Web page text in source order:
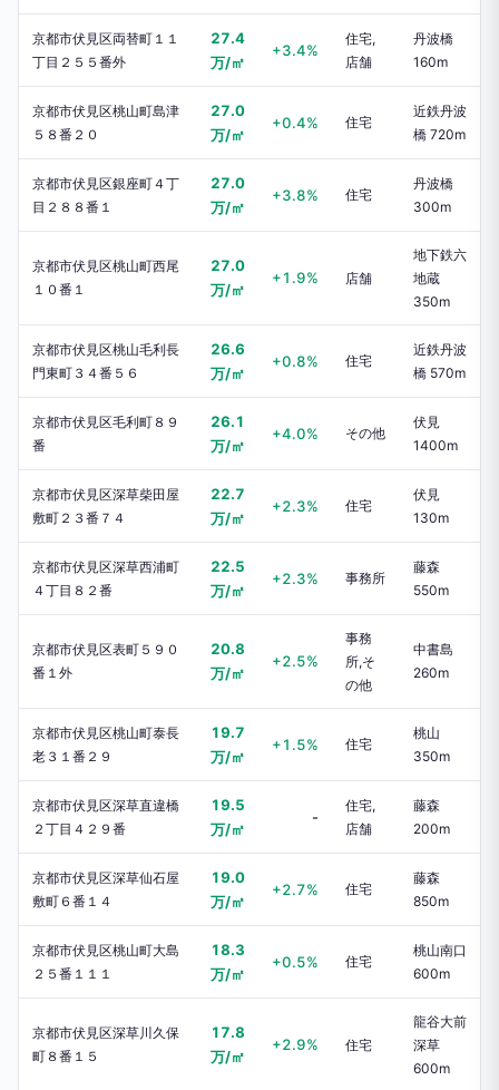
京都市伏見区両替町１１
丁目２５５番外
27.4
万/㎡
+3.4%
住宅,
店舗
丹波橋
160m
京都市伏見区桃山町島津
５８番２０
27.0
万/㎡
+0.4% 住宅
近鉄丹波
橋 720m
京都市伏見区銀座町４丁
目２８８番１
27.0
万/㎡
+3.8% 住宅
丹波橋
300m
京都市伏見区桃山町西尾
１０番１
27.0
万/㎡
+1.9% 店舗
地下鉄六
地蔵
350m
京都市伏見区桃山毛利長
門東町３４番５６
26.6
万/㎡
+0.8% 住宅
近鉄丹波
橋 570m
京都市伏見区毛利町８９
番
26.1
万/㎡
+4.0% その他
伏見
1400m
京都市伏見区深草柴田屋
敷町２３番７４
22.7
万/㎡
+2.3% 住宅
伏見
130m
京都市伏見区深草西浦町
４丁目８２番
22.5
万/㎡
+2.3% 事務所
藤森
550m
京都市伏見区表町５９０
番１外
20.8
万/㎡
+2.5%
事務
所,そ
の他
中書島
260m
京都市伏見区桃山町泰長
老３１番２９
19.7
万/㎡
+1.5% 住宅
桃山
350m
京都市伏見区深草直違橋
２丁目４２９番
19.5
万/㎡
-
住宅,
店舗
藤森
200m
京都市伏見区深草仙石屋
敷町６番１４
19.0
万/㎡
+2.7% 住宅
藤森
850m
京都市伏見区桃山町大島
２５番１１１
18.3
万/㎡
+0.5% 住宅
桃山南口
600m
京都市伏見区深草川久保
町８番１５
17.8
万/㎡
+2.9% 住宅
龍谷大前
深草
600m